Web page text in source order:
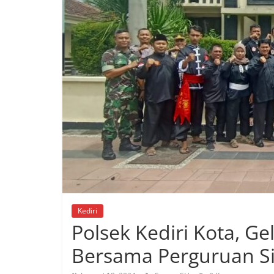
Kediri
Polsek Kediri Kota,
Bersama Perguruan